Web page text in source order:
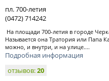
пл. 700-летия
(0472) 714242
На площади 700-летия в городе
Называется она Тратория или Папа
можно, и внутри, и на улице....
Подробная информация
отзывов:20